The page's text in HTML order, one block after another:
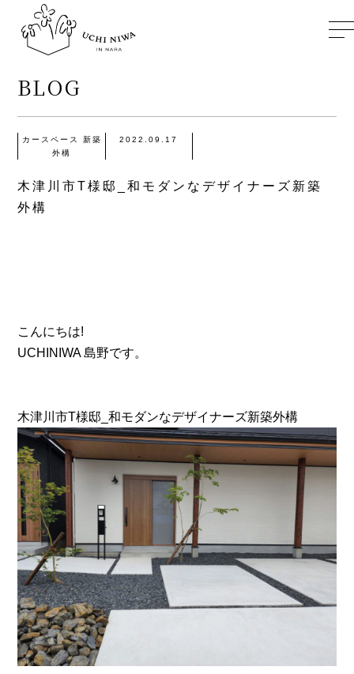
TOP
ABOUT
INSTAGRAM
0120-51-1350
BLOG
カースペース
新築
外構
2022.09.17
木津川市T様邸_和モダンなデザイナーズ新築
外構
こんにちは!
UCHINIWA 島野です。
木津川市T様邸_和モダンなデザイナーズ新築外構